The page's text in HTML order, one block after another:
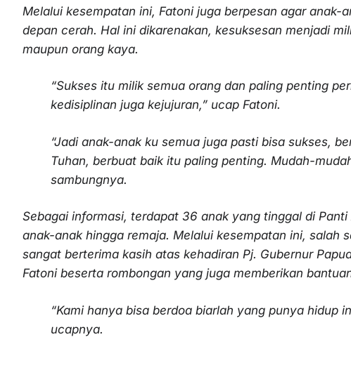
Melalui kesempatan ini, Fatoni juga berpesan agar
depan cerah. Hal ini dikarenakan, kesuksesan menjadi
maupun orang kaya.
“Sukses itu milik semua orang dan paling penting
kedisiplinan juga kejujuran,” ucap Fatoni.
“Jadi anak-anak ku semua juga pasti bisa sukses,
Tuhan, berbuat baik itu paling penting. Mudah-
sambungnya.
Sebagai informasi, terdapat 36 anak yang tinggal di
anak-anak hingga remaja. Melalui kesempatan ini, salah
sangat berterima kasih atas kehadiran Pj. Gubernur
Fatoni beserta rombongan yang juga memberikan
“Kami hanya bisa berdoa biarlah yang punya hidup
ucapnya.